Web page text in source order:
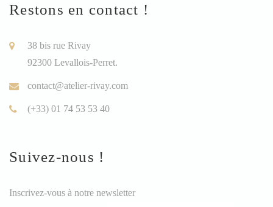
Restons en contact !
38 bis rue Rivay
92300 Levallois-Perret.
contact@atelier-rivay.com
(+33) 01 74 53 53 40
Suivez-nous !
Inscrivez-vous à notre newsletter